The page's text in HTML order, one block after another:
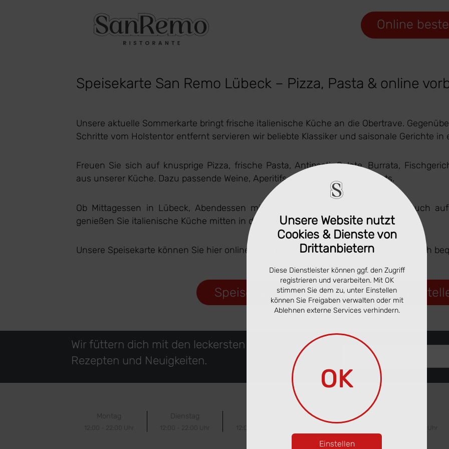
Online
Speisekarte San Remo Lübeck – Pizza, Pasta & online
Unsere aktuelle Sommerkarte bringt frische italienische Küche an die Obertrave.
Schritte vom Holstentor entfernt servieren wir beliebte Klassiker und saisonale Gerichte in
Freuen Sie sich auf knusprige Pizza, frische Pasta, Antipasti, Salate, Burrata,
aus unserer Küche. Dazu passende Weine, Aperitifs und italienische Desserts.
Ob Mittagessen in Lübeck, Abendessen mit Freunden oder ein spontaner Besuch
genießen Sie italienische Küche mitten in der Altstadt.
Unsere Speisekarte können Sie hier online ansehen. Ausgewählte Gerichte lassen sich
Speisekarte ansehen & online
Wir füttern dich mit den leckersten
Rezepten und Neuigkeiten.
Deine eMail Adresse
Montag
12:00 - 22:00 Uhr
Dienstag
12:00 - 22:00 Uhr 12:00 - 22:00 Uhr
Donnerstag
12:00 - 22:00 Uhr
Unsere Website nutzt
Cookies & Dienste von
Drittanbietern
Diese Dienstleister können ggf. den Zugriff
registrieren und verarbeiten. Mit OK
stimmen Sie dem zu, unter Einstellen
können Sie Freigaben verwalten oder mit
Ablehnen externe Services verhindern.
OK
Einstellen